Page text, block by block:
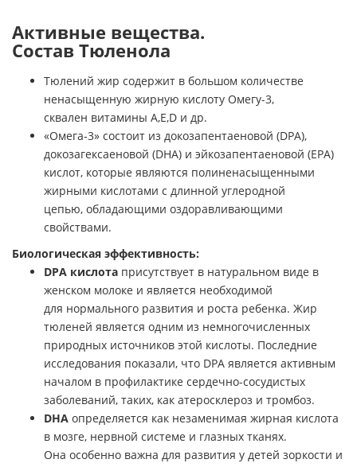
Активные вещества.
Состав Тюленола
Тюлений жир содержит в большом количестве
ненасыщенную жирную кислоту Омегу-3,
сквален витамины А,Е,D и др.
«Омега-3» состоит из докозапентаеновой (DPA),
докозагексаеновой (DHA) и эйкозапентаеновой (EPA)
кислот, которые являются полиненасыщенными
жирными кислотами с длинной углеродной
цепью, обладающими оздоравливающими
свойствами.
Биологическая эффективность:
DPA кислота присутствует в натуральном виде в
женском молоке и является необходимой
для нормального развития и роста ребенка. Жир
тюленей является одним из немногочисленных
природных источников этой кислоты. Последние
исследования показали, что DPA является активным
началом в профилактике сердечно-сосудистых
заболеваний, таких, как атеросклероз и тромбоз.
DHA определяется как незаменимая жирная кислота
в мозге, нервной системе и глазных тканях.
Она особенно важна для развития у детей зоркости и